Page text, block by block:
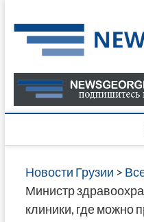
to
content
Новости Грузии >
Министр
клиники, где можно